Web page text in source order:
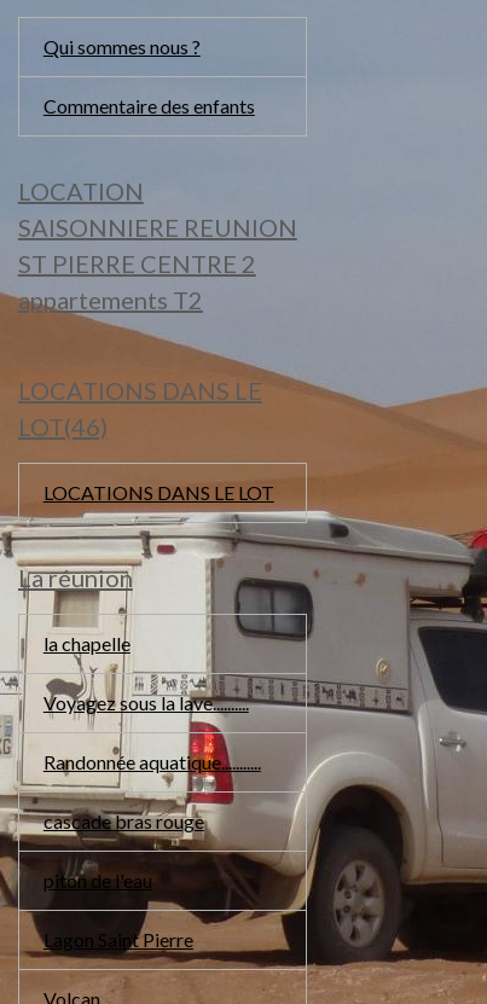
Qui sommes nous ?
Commentaire des enfants
LOCATION
SAISONNIERE REUNION
ST PIERRE CENTRE 2
appartements T2
LOCATIONS DANS LE
LOT(46)
LOCATIONS DANS LE LOT
La réunion
la chapelle
Voyagez sous la lave..........
Randonnée aquatique...........
cascade bras rouge
piton de l'eau
Lagon Saint Pierre
Volcan